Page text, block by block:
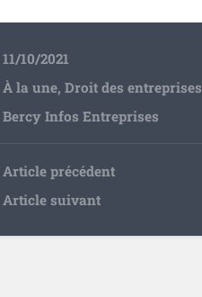
11/10/2021
À la une,Droit des entreprises
Bercy Infos Entreprises
Article précédent
Article suivant